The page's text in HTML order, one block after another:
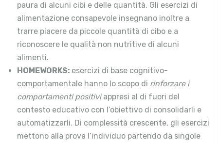
paura di alcuni cibi e delle quantità. Gli esercizi di
alimentazione consapevole insegnano inoltre a
trarre piacere da piccole quantità di cibo e a
riconoscere le qualità non nutritive di alcuni
alimenti.
HOMEWORKS: esercizi di base cognitivo-
comportamentale hanno lo scopo di rinforzare i
comportamenti positiviappresi al di fuori del
contesto educativo con l’obiettivo di consolidarli e
automatizzarli. Di complessità crescente, gli esercizi
mettono alla prova l’individuo partendo da singole